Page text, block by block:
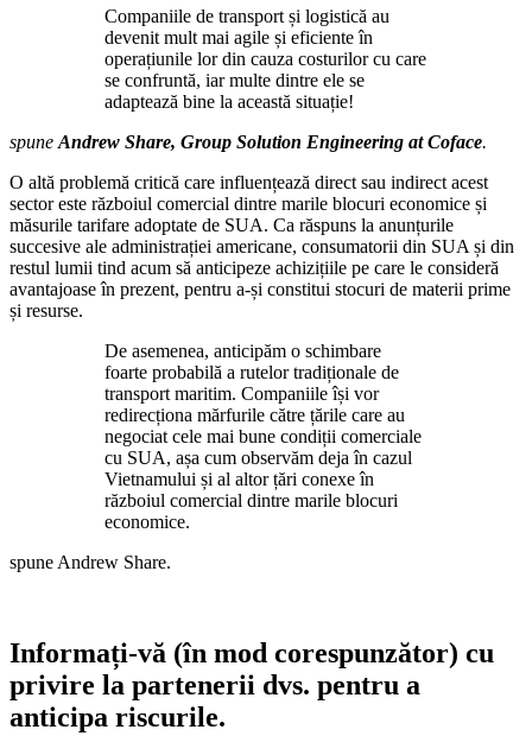
Companiile de transport și logistică au
devenit mult mai agile și eficiente în
operațiunile lor din cauza costurilor cu care
se confruntă, iar multe dintre ele se
adaptează bine la această situație!
spune Andrew Share, Group Solution Engineering at Coface.
O altă problemă critică care influențează direct sau indirect acest
sector este războiul comercial dintre marile blocuri economice și
măsurile tarifare adoptate de SUA. Ca răspuns la anunțurile
succesive ale administrației americane, consumatorii din SUA și din
restul lumii tind acum să anticipeze achizițiile pe care le consideră
avantajoase în prezent, pentru a-și constitui stocuri de materii prime
și resurse.
De asemenea, anticipăm o schimbare
foarte probabilă a rutelor tradiționale de
transport maritim. Companiile își vor
redirecționa mărfurile către țările care au
negociat cele mai bune condiții comerciale
cu SUA, așa cum observăm deja în cazul
Vietnamului și al altor țări conexe în
războiul comercial dintre marile blocuri
economice.
spune Andrew Share.
Informați-vă (în mod corespunzător) cu
privire la partenerii dvs. pentru a
anticipa riscurile.